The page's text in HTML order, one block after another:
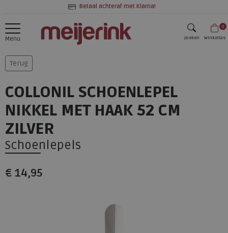
Betaal achteraf met Klarna!
Menu zoeken
0
Winkeltas
Terug
COLLONIL SCHOENLEPEL
NIKKEL MET HAAK 52 CM
ZILVER
Schoenlepels
€ 14,95